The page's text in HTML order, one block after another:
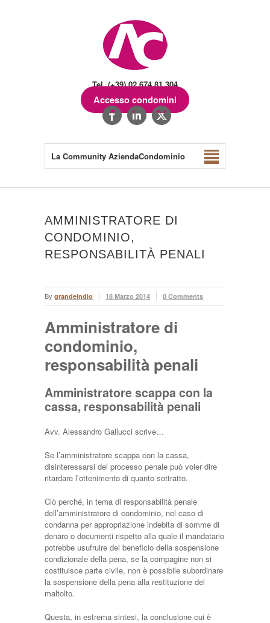
Tel. (+39) 02.674.81.304
Accesso condomini
La Community AziendaCondominio
AMMINISTRATORE DI
CONDOMINIO,
RESPONSABILITÀ PENALI
By grandeindio 18 Marzo 2014 0 Comments
Amministratore di
condominio,
responsabilità penali
Amministratore scappa con la
cassa, responsabilità penali
Avv. Alessandro Gallucci scrive…
Se l’amministratore scappa con la cassa,
disinteressarsi del processo penale può voler dire
ritardare l’ottenimento di quanto sottratto.
Ciò perché, in tema di responsabilità penale
dell’amministratore di condominio, nel caso di
condanna per appropriazione indebita di somme di
denaro o documenti rispetto alla quale il mandatario
potrebbe usufruire del beneficio della sospensione
condizionale della pena, se la compagine non si
costituisce parte civile, non è possibile subordinare
la sospensione della pena alla restituzione del
maltolto.
Questa, in estrema sintesi, la conclusione cui è